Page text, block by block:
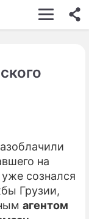
БИЗНЕС
на
сознался
Грузии,
агентом